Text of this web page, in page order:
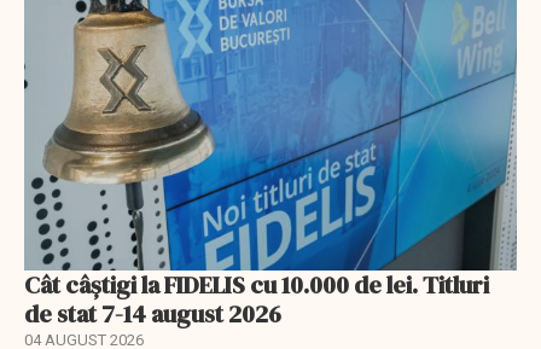
Cât câștigi la FIDELIS cu 10.000 de lei. Titluri
de stat 7-14 august 2026
04 AUGUST 2026